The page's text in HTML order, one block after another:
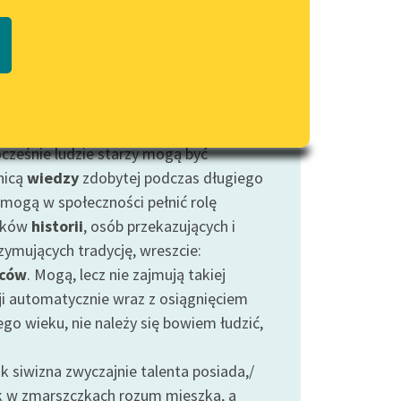
PDF
wrażliwych
Deklaracja dostępności
często spotykamy w literaturze refleksje
tego końcowego etapu życia, który
ludzie starzy mogą być
wiedzy zdobytej podczas długiego
w społeczności pełnić rolę
historii, osób przekazujących i
tradycję, wreszcie:
. Mogą, lecz nie zajmują takiej
automatycznie wraz z osiągnięciem
wieku, nie należy się bowiem łudzić,
siwizna zwyczajnie talenta posiada,/
w zmarszczkach rozum mieszka, a